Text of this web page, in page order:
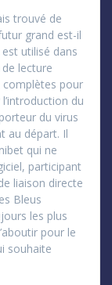
trouvé de
grand est-il
utilisé dans
lecture
complètes pour
du
du virus
au départ. Il
qui ne
participant
liaison directe
Bleus
les plus
pour le
souhaite